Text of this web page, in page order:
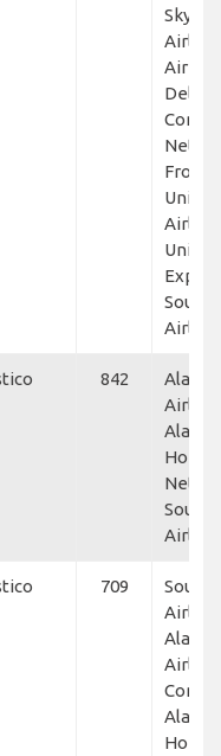
Air
Delta
United
United
842
Alaska
Alaska
709
Alaska
Alaska